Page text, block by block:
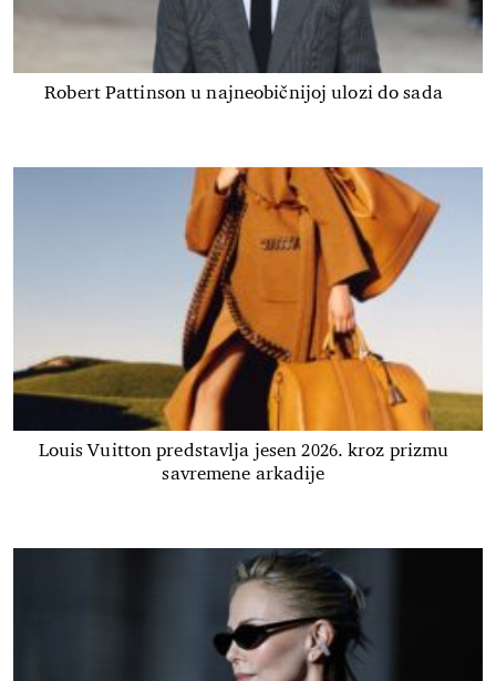
Robert Pattinson u najneobičnijoj ulozi do sada
Louis Vuitton predstavlja jesen 2026. kroz prizmu
savremene arkadije